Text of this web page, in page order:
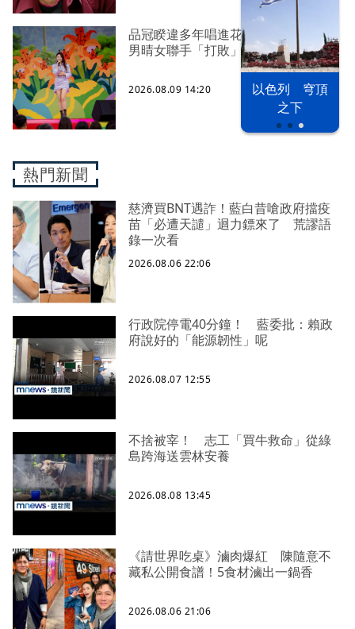
漢光42演習 台股投資熱
以色列 穹頂
之下
品冠睽違多年唱進花蓮首訪富里 晴
男晴女聯手「打敗」白海豚颱風
2026.08.09 14:20
熱門新聞
慈濟買BNT遇詐！藍白昔嗆政府擋疫
苗「必遭天譴」迴力鏢來了 荒謬語
錄一次看
2026.08.06 22:06
行政院停電40分鐘！ 藍委批：賴政
府說好的「能源韌性」呢
2026.08.07 12:55
不捨被宰！ 志工「買牛救命」從綠
島跨海送雲林安養
2026.08.08 13:45
《請世界吃桌》滷肉爆紅 陳隨意不
藏私公開食譜！5食材滷出一鍋香
2026.08.06 21:06